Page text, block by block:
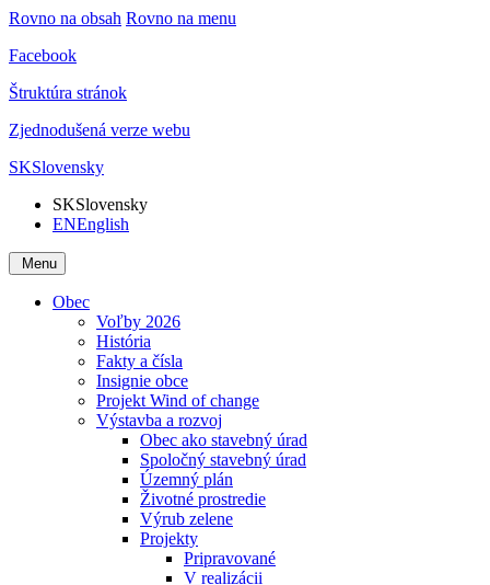
Rovno na obsah Rovno na menu
Facebook
Štruktúra stránok
Zjednodušená verze webu
SKSlovensky
SKSlovensky
ENEnglish
Menu
Obec
Voľby 2026
História
Fakty a čísla
Insignie obce
Projekt Wind of change
Výstavba a rozvoj
Obec ako stavebný úrad
Spoločný stavebný úrad
Územný plán
Životné prostredie
Výrub zelene
Projekty
Pripravované
V realizácii